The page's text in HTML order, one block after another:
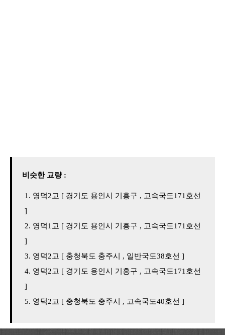
비슷한 교량 :
영덕2교 [ 경기도 용인시 기흥구 , 고속국도171호선
]
영덕1교 [ 경기도 용인시 기흥구 , 고속국도171호선
]
영덕2교 [ 충청북도 충주시 , 일반국도38호선 ]
영덕2교 [ 경기도 용인시 기흥구 , 고속국도171호선
]
영덕2교 [ 충청북도 충주시 , 고속국도40호선 ]